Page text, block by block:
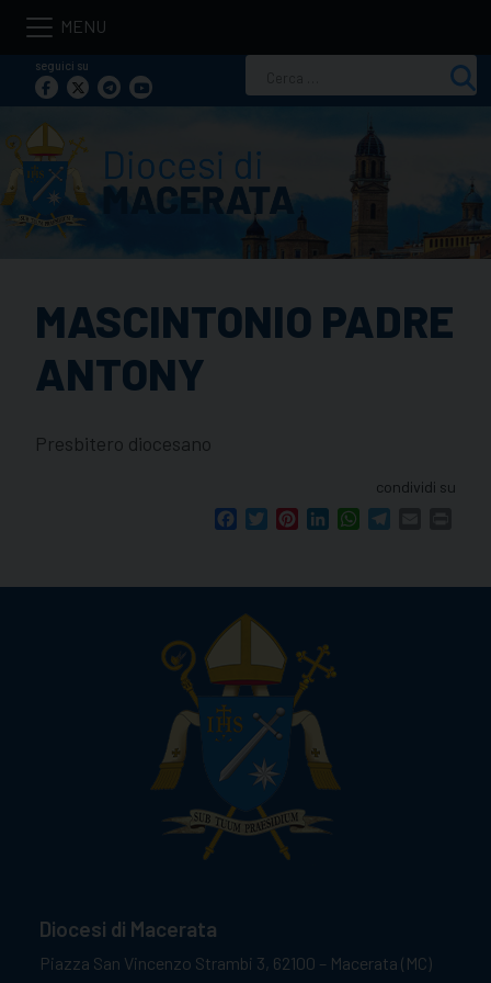
Skip
contentseguici su
per:
MASCINTONIO PADRE
ANTONY
Presbitero diocesano
condividi su
FacebookTwitterPinterestLinkedInWhatsApp
Diocesi di Macerata
Piazza San Vincenzo Strambi 3, 62100 – Macerata (MC)